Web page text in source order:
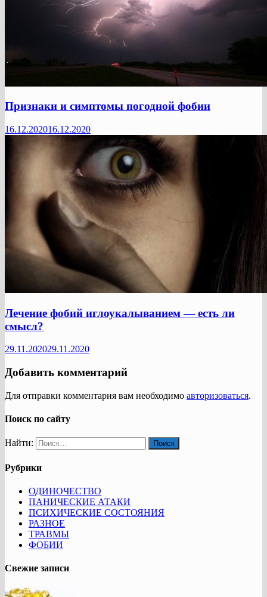
Признаки и симптомы погодной фобии
16.12.202016.12.2020
Лечение фобий иглоукалыванием — есть ли
смысл?
29.11.202029.11.2020
Добавить комментарий
Для отправки комментария вам необходимо авторизоваться.
Поиск по сайту
Найти:
Рубрики
ОДИНОЧЕСТВО
ПАНИЧЕСКИЕ АТАКИ
ПСИХИЧЕСКИЕ СОСТОЯНИЯ
РАЗНОЕ
ТРАВМЫ
ФОБИИ
Свежие записи